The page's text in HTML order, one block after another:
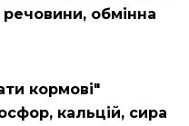
речовини, обмінна
кормові"
кальцій, сира